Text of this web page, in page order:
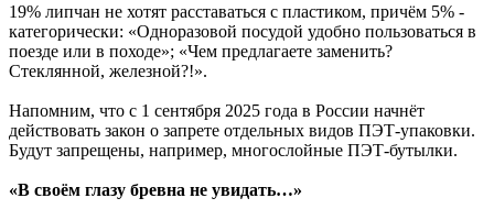
19% липчан не хотят расставаться с пластиком, причём 5% -
категорически: «Одноразовой посудой удобно пользоваться в
поезде или в походе»; «Чем предлагаете заменить?
Стеклянной, железной?!».
Напомним, что с 1 сентября 2025 года в России начнёт
действовать закон о запрете отдельных видов ПЭТ-упаковки.
Будут запрещены, например, многослойные ПЭТ-бутылки.
«В своём глазу бревна не увидать…»